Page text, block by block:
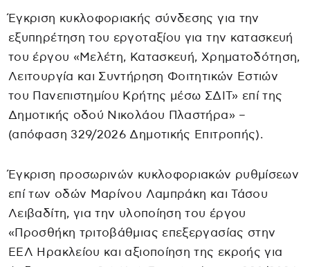
Έγκριση κυκλοφοριακής σύνδεσης για την
εξυπηρέτηση του εργοταξίου για την κατασκευή
του έργου «Μελέτη, Κατασκευή, Χρηματοδότηση,
Λειτουργία και Συντήρηση Φοιτητικών Εστιών
του Πανεπιστημίου Κρήτης μέσω ΣΔΙΤ» επί της
Δημοτικής οδού Νικολάου Πλαστήρα» –
(απόφαση 329/2026 Δημοτικής Επιτροπής).
Έγκριση προσωρινών κυκλοφοριακών ρυθμίσεων
επί των οδών Μαρίνου Λαμπράκη και Τάσου
Λειβαδίτη, για την υλοποίηση του έργου
«Προσθήκη τριτοβάθμιας επεξεργασίας στην
ΕΕΛ Ηρακλείου και αξιοποίηση της εκροής για